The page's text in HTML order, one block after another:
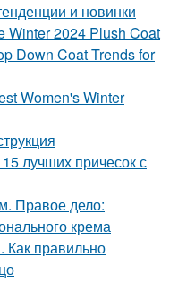
и новинки
Winter 2024 Plush Coat
Down Coat Trends for
Women's Winter
лучших причесок с
Правое дело:
крема
Как правильно